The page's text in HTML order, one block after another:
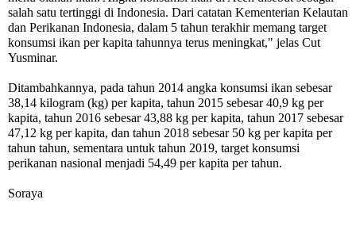
salah satu tertinggi di Indonesia. Dari catatan Kementerian Kelautan
dan Perikanan Indonesia, dalam 5 tahun terakhir memang target
konsumsi ikan per kapita tahunnya terus meningkat," jelas Cut
Yusminar.
Ditambahkannya, pada tahun 2014 angka konsumsi ikan sebesar
38,14 kilogram (kg) per kapita, tahun 2015 sebesar 40,9 kg per
kapita, tahun 2016 sebesar 43,88 kg per kapita, tahun 2017 sebesar
47,12 kg per kapita, dan tahun 2018 sebesar 50 kg per kapita per
tahun tahun, sementara untuk tahun 2019, target konsumsi
perikanan nasional menjadi 54,49 per kapita per tahun.
Soraya